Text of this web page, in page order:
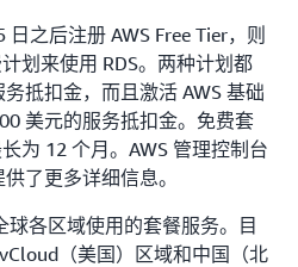
之后注册 AWS Free Tier，则
划来使用 RDS。两种计划都
抵扣金，而且激活 AWS 基础
美元的服务抵扣金。免费套
为 12 个月。AWS 管理控制台
了更多详细信息。
球各区域使用的套餐服务。目
（美国）区域和中国（北